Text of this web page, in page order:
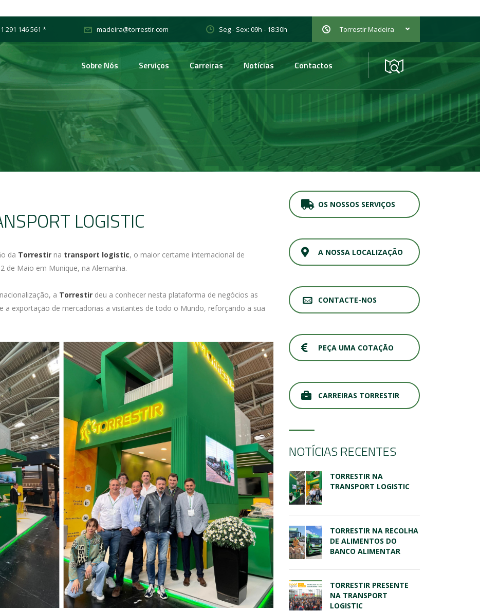
Torrestir Madeira
291 146 561 * madeira@torrestir.com Seg - Sex: 09h - 18:30h
Sobre Nós Serviços Carreiras Notícias Contactos
LOGISTIC
da Torrestir na transport logistic, o maior certame internacional de
de Maio em Munique, na Alemanha.
a Torrestir deu a conhecer nesta plataforma de negócios as
a exportação de mercadorias a visitantes de todo o Mundo, reforçando a sua
OS NOSSOS SERVIÇOS
A NOSSA LOCALIZAÇÃO
CONTACTE-NOS
PEÇA UMA COTAÇÃO
CARREIRAS TORRESTIR
NOTÍCIAS RECENTES
TORRESTIR NA
TRANSPORT LOGISTIC
TORRESTIR NA RECOLHA
DE ALIMENTOS DO
BANCO ALIMENTAR
TORRESTIR PRESENTE
NA TRANSPORT
LOGISTIC